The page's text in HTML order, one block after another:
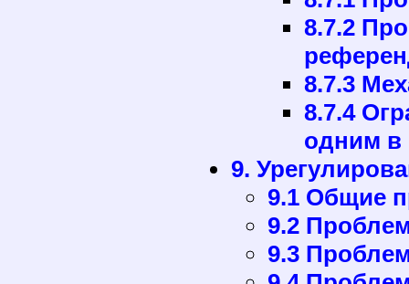
8.7.2
8.7.3
8.7.4
одним в
9.
9.1 Общие
9.2
9.3